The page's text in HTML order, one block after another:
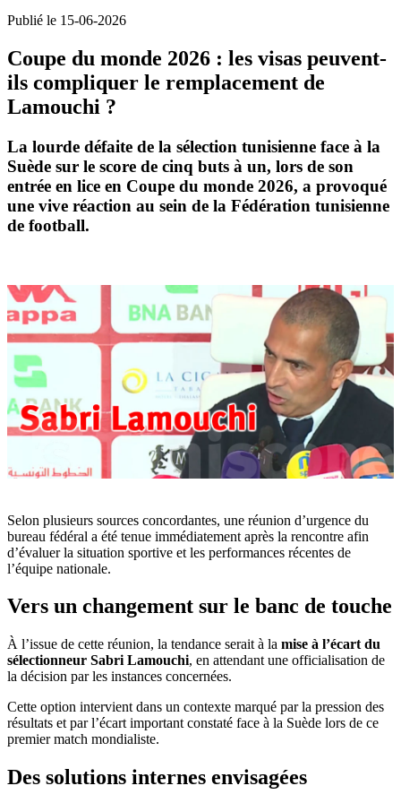
Publié le 15-06-2026
Coupe du monde 2026 : les visas peuvent-
ils compliquer le remplacement de
Lamouchi ?
La lourde défaite de la sélection tunisienne face à la
Suède sur le score de cinq buts à un, lors de son
entrée en lice en Coupe du monde 2026, a provoqué
une vive réaction au sein de la Fédération tunisienne
de football.
Selon plusieurs sources concordantes, une réunion d’urgence du
bureau fédéral a été tenue immédiatement après la rencontre afin
d’évaluer la situation sportive et les performances récentes de
l’équipe nationale.
Vers un changement sur le banc de touche
À l’issue de cette réunion, la tendance serait à la mise à l’écart du
sélectionneur Sabri Lamouchi, en attendant une officialisation de
la décision par les instances concernées.
Cette option intervient dans un contexte marqué par la pression des
résultats et par l’écart important constaté face à la Suède lors de ce
premier match mondialiste.
Des solutions internes envisagées